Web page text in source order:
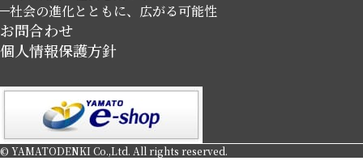
社会の進化とともに、広がる可能性
お問合わせ
個人情報保護方針
© YAMATODENKI Co.,Ltd. All rights reserved.